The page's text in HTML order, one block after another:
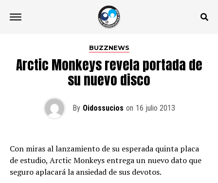
BUZZNEWS
Arctic Monkeys revela portada de
su nuevo disco
By Oidossucios on 16 julio 2013
Con miras al lanzamiento de su esperada quinta placa
de estudio, Arctic Monkeys entrega un nuevo dato que
seguro aplacará la ansiedad de sus devotos.